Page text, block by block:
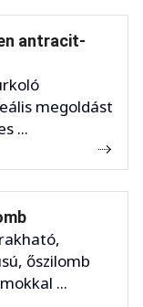
antracit-
megoldást
...
őszilomb
...